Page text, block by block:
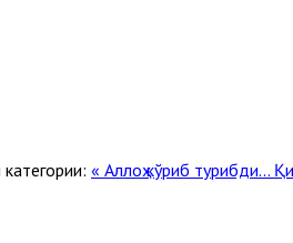
« Аллоҳ кўриб турибди...